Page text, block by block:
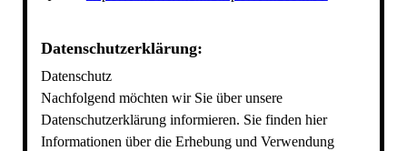
Datenschutzerklärung:
Datenschutz
Nachfolgend möchten wir Sie über unsere
Datenschutzerklärung informieren. Sie finden hier
Informationen über die Erhebung und Verwendung